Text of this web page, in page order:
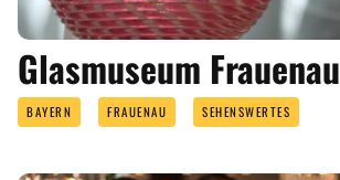
Glasmuseum Frauenau
BAYERN FRAUENAU SEHENSWERTES